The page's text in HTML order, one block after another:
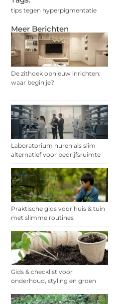
Meer Berichten
De zithoek opnieuw inrichten:
waar begin je?
Laboratorium huren als slim
alternatief voor bedrijfsruimte
Praktische gids voor huis & tuin
met slimme routines
Gids & checklist voor
onderhoud, styling en groen
tips tegen hyperpigmentatie